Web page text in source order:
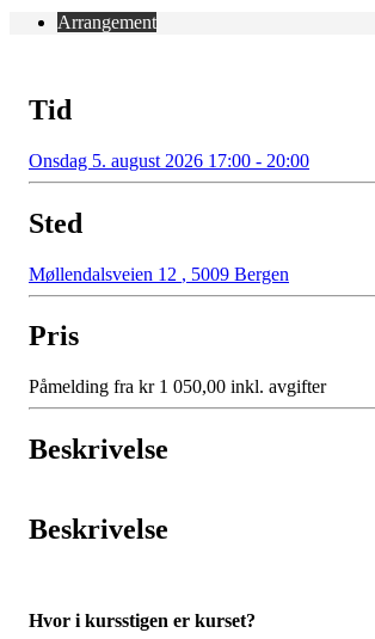
Arrangement
Tid
Onsdag 5. august 2026 17:00 - 20:00
Sted
Møllendalsveien 12 , 5009 Bergen
Pris
Påmelding fra kr 1 050,00 inkl. avgifter
Beskrivelse
Beskrivelse
Hvor i kursstigen er kurset?